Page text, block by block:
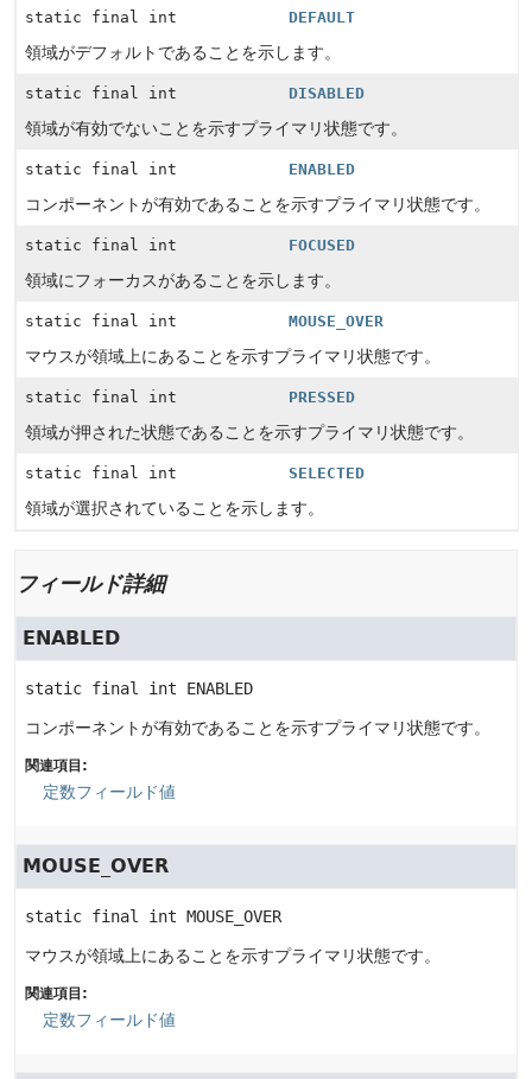
static final int
DEFAULT
領域がデフォルトであることを示します。
static final int DISABLED
領域が有効でないことを示すプライマリ状態です。
static final int ENABLED
コンポーネントが有効であることを示すプライマリ状態です。
static final int FOCUSED
領域にフォーカスがあることを示します。
static final int MOUSE_OVER
マウスが領域上にあることを示すプライマリ状態です。
static final int PRESSED
領域が押された状態であることを示すプライマリ状態です。
static final int SELECTED
領域が選択されていることを示します。
フィールド詳細
ENABLED
static final int ENABLED
コンポーネントが有効であることを示すプライマリ状態です。
関連項目:
定数フィールド値
MOUSE_OVER
static final int MOUSE_OVER
マウスが領域上にあることを示すプライマリ状態です。
関連項目:
定数フィールド値